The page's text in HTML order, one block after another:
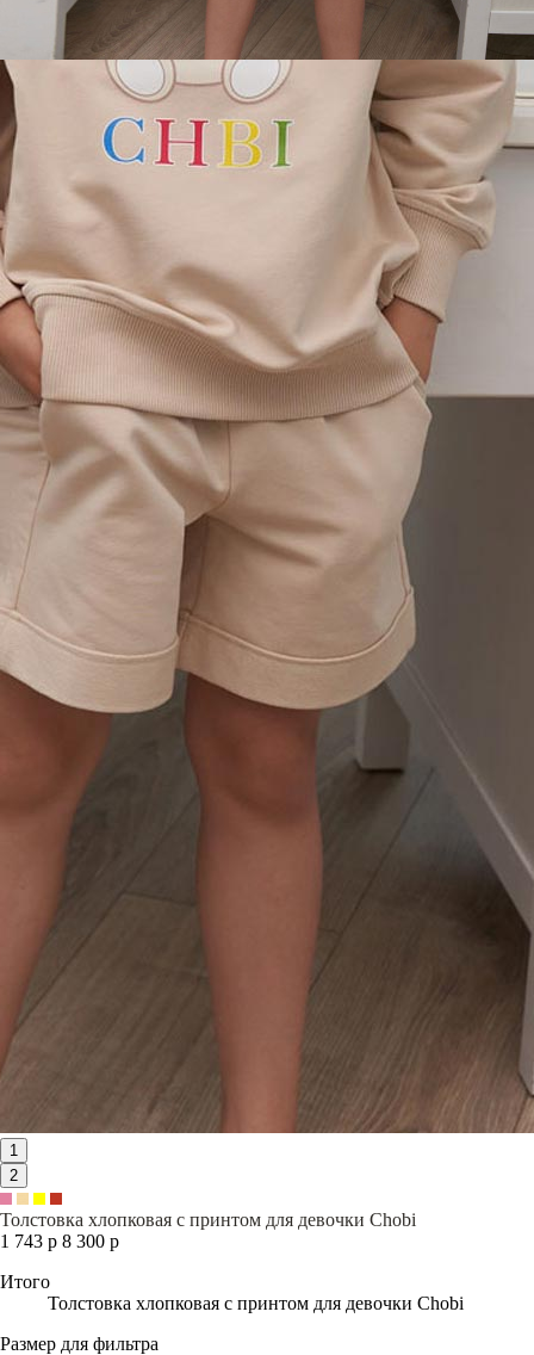
1
2
Толстовка хлопковая с принтом для девочки Chobi
1 743 р 8 300 р
Итого
Толстовка хлопковая с принтом для девочки Chobi
Размер для фильтра